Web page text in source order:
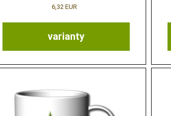
varianty
6,32 EUR